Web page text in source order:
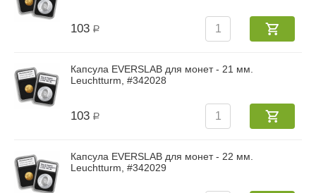
103 Р
Капсула EVERSLAB для монет - 21 мм.
Leuchtturm, #342028
103 Р
Капсула EVERSLAB для монет - 22 мм.
Leuchtturm, #342029